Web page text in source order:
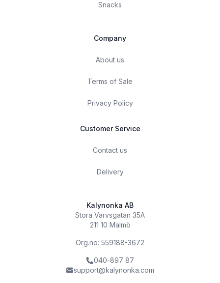
Snacks
Company
About us
Terms of Sale
Privacy Policy
Customer Service
Contact us
Delivery
Kalynonka AB
Stora Varvsgatan 35A
211 10 Malmö
Org.no: 559188-3672
040-897 87
support@kalynonka.com